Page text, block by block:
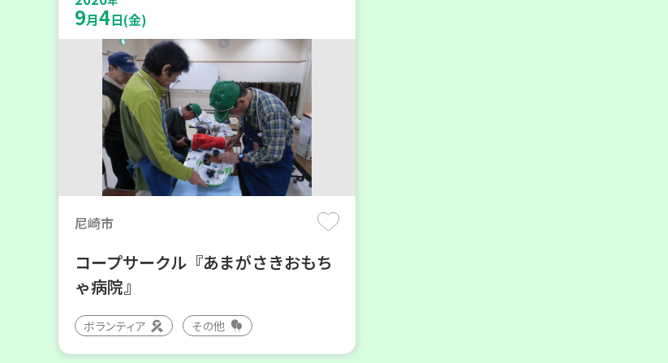
9月4日(金)
尼崎市
コープサークル『あまがさきおもち
ゃ病院』
ボランティア その他